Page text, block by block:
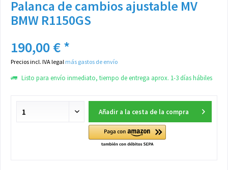
Palanca de cambios ajustable MV
BMW R1150GS
190,00 € *
Precios incl. IVA legal más gastos de envío
Listo para envío inmediato, tiempo de entrega aprox. 1-3 días hábiles
Añadir a la cesta de la compra